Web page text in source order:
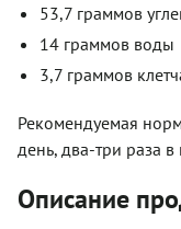
53,7 граммов
14 граммов воды
3,7 граммов
Рекомендуемая
день, два-три раза
Описание